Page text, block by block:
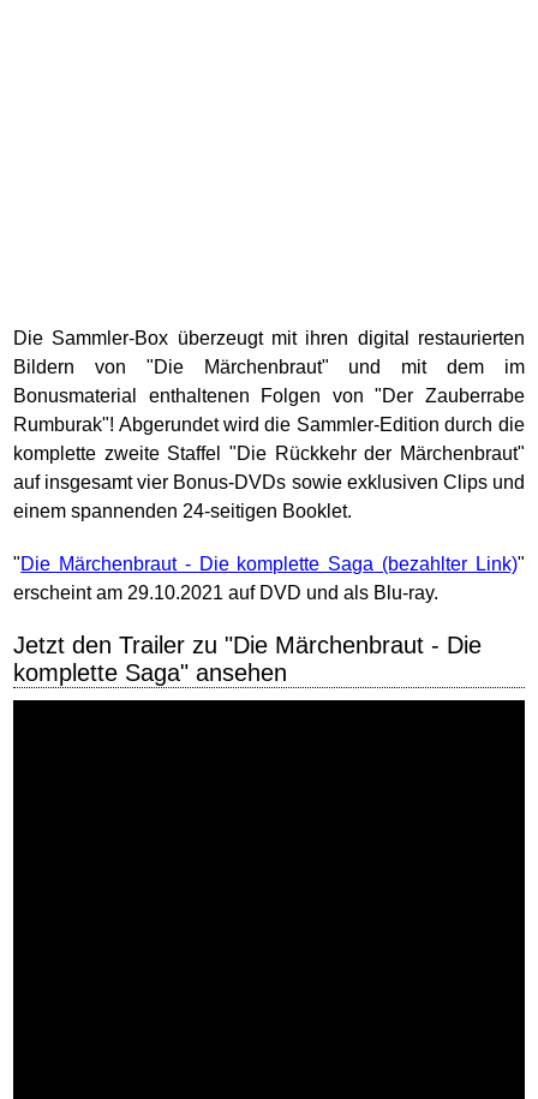
Die Sammler-Box überzeugt mit ihren digital restaurierten
Bildern von "Die Märchenbraut" und mit dem im
Bonusmaterial enthaltenen Folgen von "Der Zauberrabe
Rumburak"! Abgerundet wird die Sammler-Edition durch die
komplette zweite Staffel "Die Rückkehr der Märchenbraut"
auf insgesamt vier Bonus-DVDs sowie exklusiven Clips und
einem spannenden 24-seitigen Booklet.
"Die Märchenbraut - Die komplette Saga
"
erscheint am 29.10.2021 auf DVD und als Blu-ray.
Jetzt den Trailer zu "Die Märchenbraut - Die
komplette Saga" ansehen